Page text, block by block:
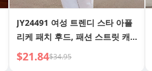
JY24491 여성 트렌디 스타 아플
리케 패치 후드, 패션 스트릿 캐
주얼 만능 루즈핏 탑
$21.84$34.95